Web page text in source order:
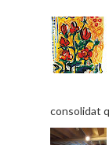
consolidat